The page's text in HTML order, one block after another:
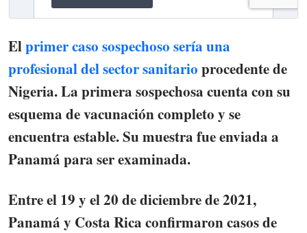
Elprimer caso sospechoso sería una
profesional del sector sanitario procedente de
Nigeria. La primera sospechosa cuenta con su
esquema de vacunación completo y se
encuentra estable. Su muestra fue enviada a
Panamá para ser examinada.
Entre el 19 y el 20 de diciembre de 2021,
Panamá y Costa Rica confirmaron casos de